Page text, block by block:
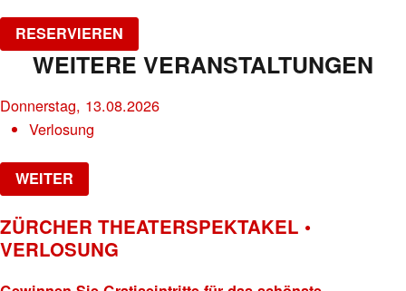
RESERVIEREN
WEITERE VERANSTALTUNGEN
Donnerstag, 13.08.2026
Verlosung
WEITER
ZÜRCHER THEATERSPEKTAKEL •
VERLOSUNG